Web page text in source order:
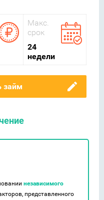
Макс.
срок
24
недели
займ
независимого
представленного